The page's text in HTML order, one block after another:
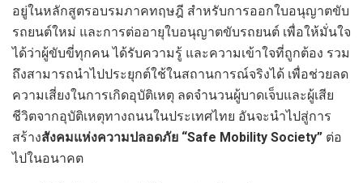
อยู่ในหลักสูตรอบรมภาคทฤษฎี สำหรับการออกใบอนุญาตขับ
รถยนต์ใหม่ และการต่ออายุใบอนุญาตขับรถยนต์ เพื่อให้มั่นใจ
ได้ว่าผู้ขับขี่ทุกคน ได้รับความรู้ และความเข้าใจที่ถูกต้อง รวม
ถึงสามารถนำไปประยุกต์ใช้ในสถานการณ์จริงได้ เพื่อช่วยลด
ความเสี่ยงในการเกิดอุบัติเหตุ ลดจำนวนผู้บาดเจ็บและผู้เสีย
ชีวิตจากอุบัติเหตุทางถนนในประเทศไทย อันจะนำไปสู่การ
สร้างสังคมแห่งความปลอดภัย “Safe Mobility Society” ต่อ
ไปในอนาคต